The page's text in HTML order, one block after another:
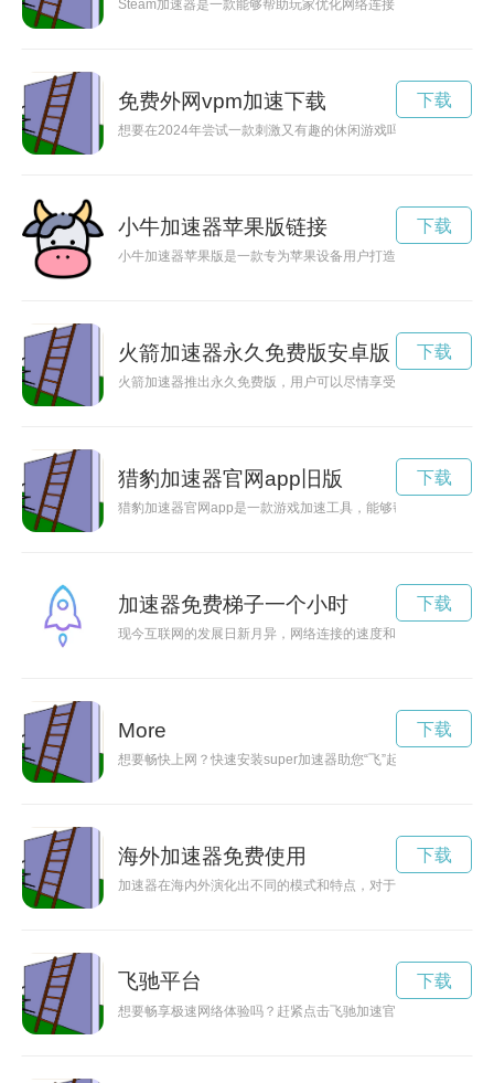
Steam加速器是一款能够帮助玩家优化网络连接，提升在线游
免费外网vpm加速下载
想要在2024年尝试一款刺激又有趣的休闲游戏吗？佛跳墙vp定
下载
小牛加速器苹果版链接
小牛加速器苹果版是一款专为苹果设备用户打造的网络加速工
下载
火箭加速器永久免费版安卓版
火箭加速器推出永久免费版，用户可以尽情享受网络加速的便利
下载
猎豹加速器官网app旧版
猎豹加速器官网app是一款游戏加速工具，能够帮助玩家优化
下载
加速器免费梯子一个小时
现今互联网的发展日新月异，网络连接的速度和稳定性成为人
下载
More
想要畅快上网？快速安装super加速器助您“飞”起！
下载
海外加速器免费使用
加速器在海内外演化出不同的模式和特点，对于创业者来说提供
下载
飞驰平台
想要畅享极速网络体验吗？赶紧点击飞驰加速官网下载，让您的
下载